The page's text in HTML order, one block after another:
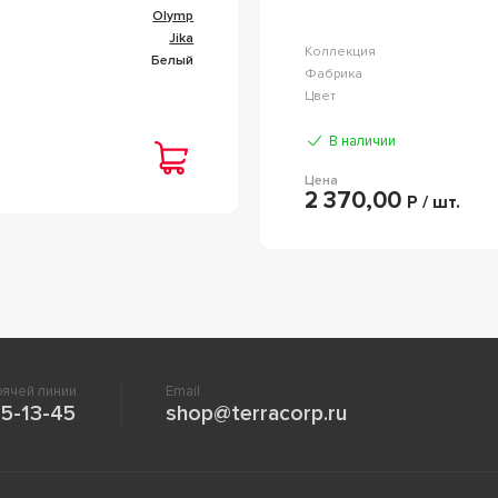
Olymp
Jika
Белый
Коллекция
Фабрика
Цвет
В наличии
Цена
2 370,00 Р / шт.
линии
13-45
Email
shop@terracorp.ru